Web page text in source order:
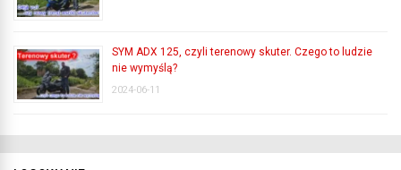
SYM ADX 125, czyli terenowy skuter. Czego to ludzie
nie wymyślą?
2024-06-11